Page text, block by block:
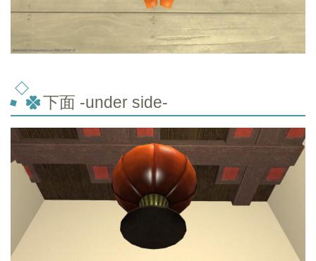
下面 -under side-